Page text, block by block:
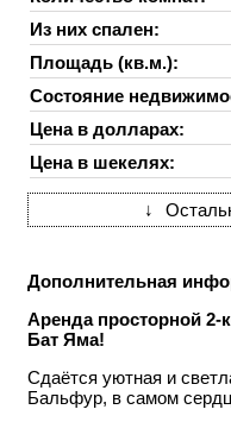
Из них спален:
Площадь (кв.м.):
Состояние
Цена в долларах:
Цена в шекелях:
↓
Дополнительная
Аренда просторной 2-
Бат Яма!
Сдаётся уютная и
Бальфур, в самом